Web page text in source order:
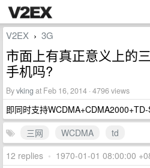
V2EX › 3G
市面上有真正意义上的
手机吗?
Byvking at Feb 16, 2014 · 4796 views
即同时支持
三网
WCDMA
td
12 replies • 1970-01-01 08:00:00